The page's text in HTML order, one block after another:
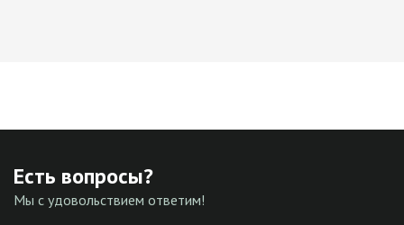
Есть вопросы?
Мы с удовольствием ответим!